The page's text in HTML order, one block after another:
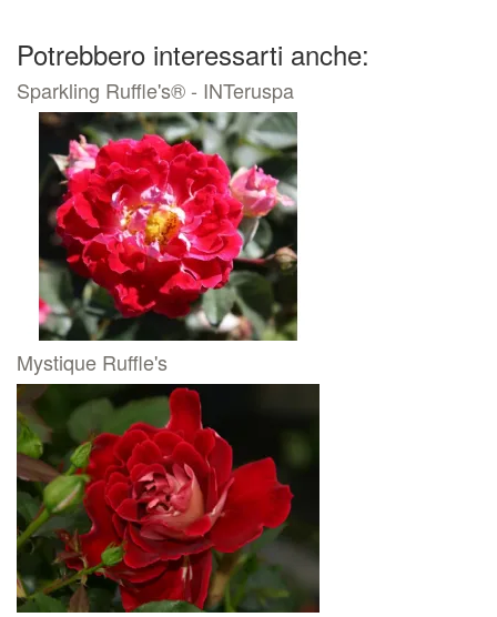
Potrebbero interessarti anche:
Sparkling Ruffle's® - INTeruspa
Mystique Ruffle's